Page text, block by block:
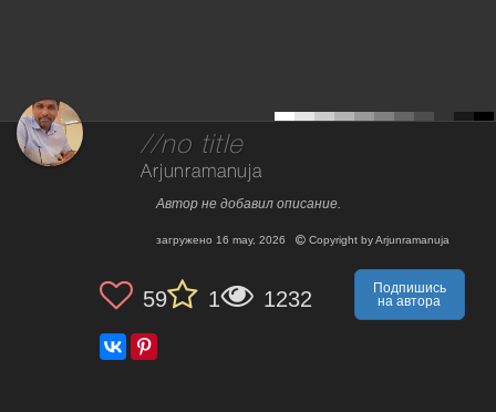
//no title
Arjunramanuja
Автор не добавил описание.
загружено 16 may, 2026 Copyright byArjunramanuja
59 1 1232
Подпишись
на автора